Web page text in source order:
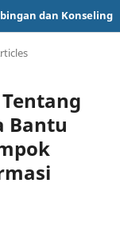
dan Konseling
Bantu